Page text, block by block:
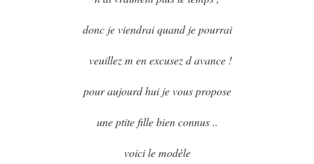
donc je viendrai quand je pourrai
veuillez m en excusez d avance !
pour aujourd hui je vous propose
une ptite fille bien connus ..
voici le modèle